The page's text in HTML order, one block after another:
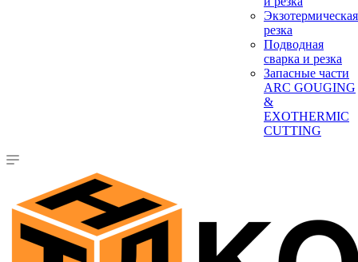
Экзотермическая
резка
Подводная
сварка и резка
Запасные части
ARC GOUGING
&
EXOTHERMIC
CUTTING